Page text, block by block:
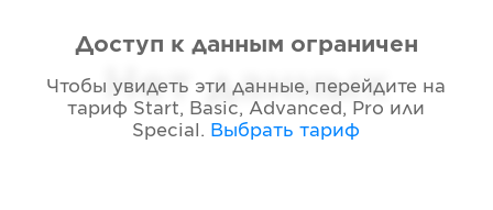
Нет данных
Доступ к данным ограничен
Чтобы увидеть эти данные, перейдите на
тариф Start, Basic, Advanced, Pro или
Special . Выбрать тариф